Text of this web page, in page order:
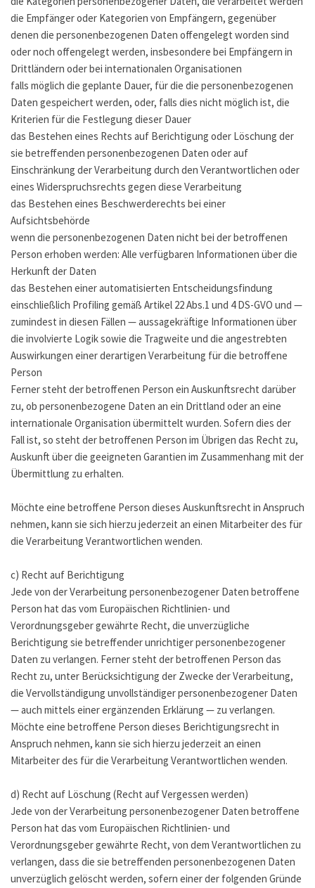
die Empfänger oder Kategorien von Empfängern, gegenüber
denen die personenbezogenen Daten offengelegt worden sind
oder noch offengelegt werden, insbesondere bei Empfängern in
Drittländern oder bei internationalen Organisationen
falls möglich die geplante Dauer, für die die personenbezogenen
Daten gespeichert werden, oder, falls dies nicht möglich ist, die
Kriterien für die Festlegung dieser Dauer
das Bestehen eines Rechts auf Berichtigung oder Löschung der
sie betreffenden personenbezogenen Daten oder auf
Einschränkung der Verarbeitung durch den Verantwortlichen oder
eines Widerspruchsrechts gegen diese Verarbeitung
das Bestehen eines Beschwerderechts bei einer
Aufsichtsbehörde
wenn die personenbezogenen Daten nicht bei der betroffenen
Person erhoben werden: Alle verfügbaren Informationen über die
Herkunft der Daten
das Bestehen einer automatisierten Entscheidungsfindung
einschließlich Profiling gemäß Artikel 22 Abs.1 und 4 DS-GVO und —
zumindest in diesen Fällen — aussagekräftige Informationen über
die involvierte Logik sowie die Tragweite und die angestrebten
Auswirkungen einer derartigen Verarbeitung für die betroffene
Person
Ferner steht der betroffenen Person ein Auskunftsrecht darüber
zu, ob personenbezogene Daten an ein Drittland oder an eine
internationale Organisation übermittelt wurden. Sofern dies der
Fall ist, so steht der betroffenen Person im Übrigen das Recht zu,
Auskunft über die geeigneten Garantien im Zusammenhang mit der
Übermittlung zu erhalten.
Möchte eine betroffene Person dieses Auskunftsrecht in Anspruch
nehmen, kann sie sich hierzu jederzeit an einen Mitarbeiter des für
die Verarbeitung Verantwortlichen wenden.
c) Recht auf Berichtigung
Jede von der Verarbeitung personenbezogener Daten betroffene
Person hat das vom Europäischen Richtlinien- und
Verordnungsgeber gewährte Recht, die unverzügliche
Berichtigung sie betreffender unrichtiger personenbezogener
Daten zu verlangen. Ferner steht der betroffenen Person das
Recht zu, unter Berücksichtigung der Zwecke der Verarbeitung,
die Vervollständigung unvollständiger personenbezogener Daten
— auch mittels einer ergänzenden Erklärung — zu verlangen.
Möchte eine betroffene Person dieses Berichtigungsrecht in
Anspruch nehmen, kann sie sich hierzu jederzeit an einen
Mitarbeiter des für die Verarbeitung Verantwortlichen wenden.
d) Recht auf Löschung (Recht auf Vergessen werden)
Jede von der Verarbeitung personenbezogener Daten betroffene
Person hat das vom Europäischen Richtlinien- und
Verordnungsgeber gewährte Recht, von dem Verantwortlichen zu
verlangen, dass die sie betreffenden personenbezogenen Daten
unverzüglich gelöscht werden, sofern einer der folgenden Gründe